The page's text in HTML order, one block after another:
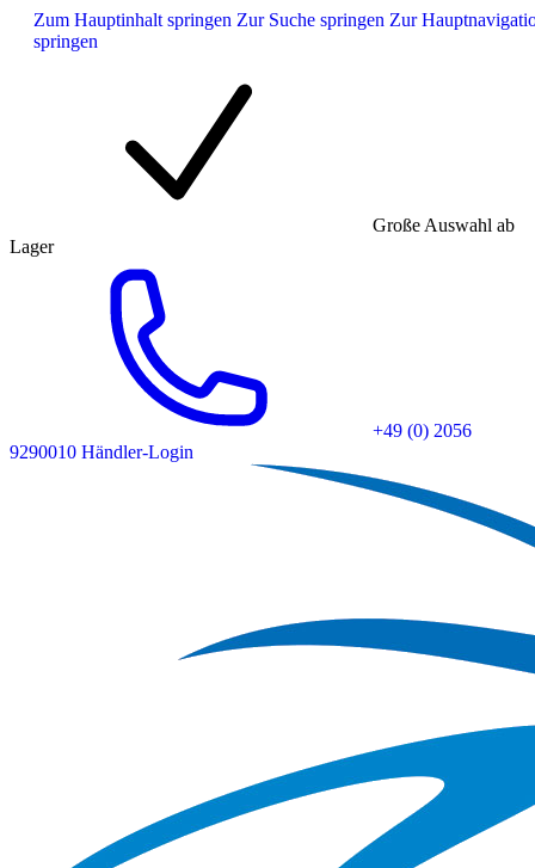
Zum Hauptinhalt springen Zur Suche springen Zur
springen
Große Auswahl ab
Lager
+49 (0) 2056
9290010 Händler-Login